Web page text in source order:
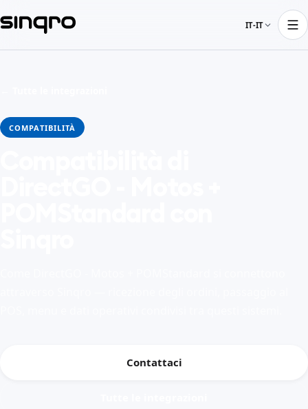
IT-IT
COMPATIBILITÀ
Contattaci